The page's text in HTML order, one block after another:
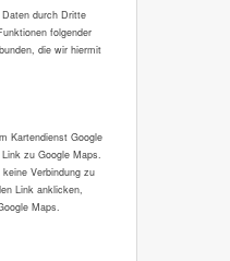
durch Dritte
folgender
die wir hiermit
Kartendienst Google
zu Google Maps.
Verbindung zu
Link anklicken,
Maps.